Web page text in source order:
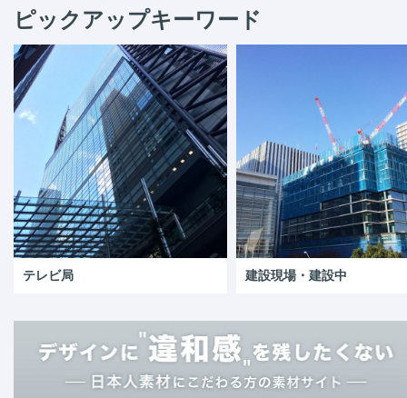
ピックアップキーワード
テレビ局 建設現場・建設中